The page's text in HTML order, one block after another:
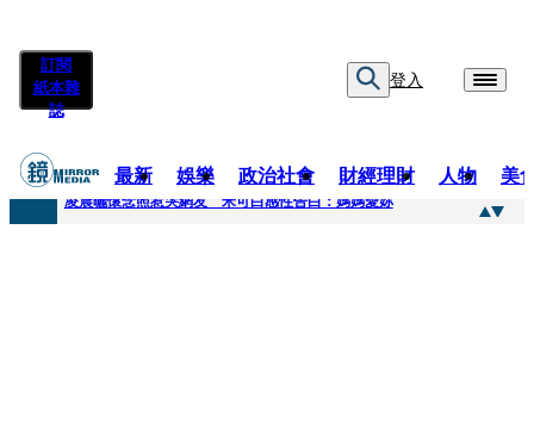
訂閱
紙本雜
誌
登入
最新 娛樂 政治社會 財經理財 人物 美
快訊
凌晨曬懷念照惹哭網友 米可白感性告白：媽媽愛妳